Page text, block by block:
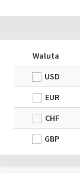
Waluta
USD
EUR
CHF
GBP